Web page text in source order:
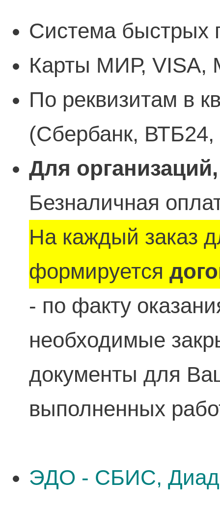
Система быстрых
Карты МИР, VISA,
По реквизитам в
(Сбербанк,
Для
Безналичная
На каждый заказ
формируется
- по факту
необходимые
документы для
выполненных
ЭДО - СБИС,